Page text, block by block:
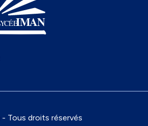
Tous droits réservés